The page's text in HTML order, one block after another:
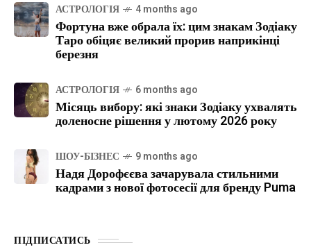
АСТРОЛОГІЯ 4 months ago
Фортуна вже обрала їх: цим знакам Зодіаку
Таро обіцяє великий прорив наприкінці
березня
АСТРОЛОГІЯ 6 months ago
Місяць вибору: які знаки Зодіаку ухвалять
доленосне рішення у лютому 2026 року
ШОУ-БІЗНЕС 9 months ago
Надя Дорофєєва зачарувала стильними
кадрами з нової фотосесії для бренду Puma
ПІДПИСАТИСЬ